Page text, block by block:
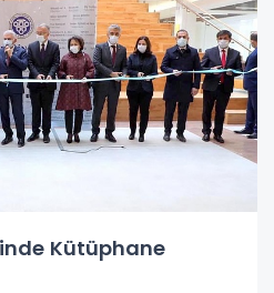
Kütüphane